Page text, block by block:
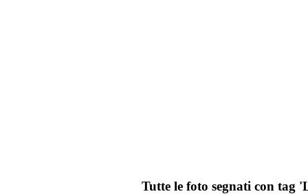
Tutte le foto segnati con tag